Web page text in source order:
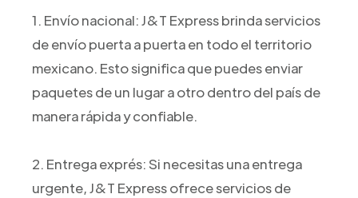
1. Envío nacional: J&T Express brinda servicios
de envío puerta a puerta en todo el territorio
mexicano. Esto significa que puedes enviar
paquetes de un lugar a otro dentro del país de
manera rápida y confiable.
2. Entrega exprés: Si necesitas una entrega
urgente, J&T Express ofrece servicios de